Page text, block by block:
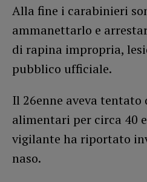
Alla fine i carabinieri
ammanettarlo e
di rapina impropria,
pubblico ufficiale.
Il 26enne aveva tentato
alimentari per circa 40
vigilante ha riportato
naso.